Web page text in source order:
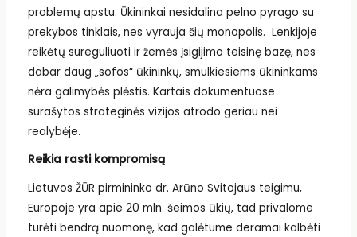
problemų apstu. Ūkininkai nesidalina pelno pyrago su
prekybos tinklais, nes vyrauja šių monopolis. Lenkijoje
reikėtų sureguliuoti ir žemės įsigijimo teisinę bazę, nes
dabar daug „sofos“ ūkininkų, smulkiesiems ūkininkams
nėra galimybės plėstis. Kartais dokumentuose
surašytos strateginės vizijos atrodo geriau nei
realybėje.
Reikia rasti kompromisą
Lietuvos ŽŪR pirmininko dr. Arūno Svitojaus teigimu,
Europoje yra apie 20 mln. šeimos ūkių, tad privalome
turėti bendrą nuomonę, kad galėtume deramai kalbėti